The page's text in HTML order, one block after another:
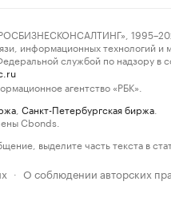
1995–2026.
информационных технологий
службой по надзору
агентство «РБК».
Санкт-Петербургская биржа
Cbonds.
выделите часть текста в
· О соблюдении авторских